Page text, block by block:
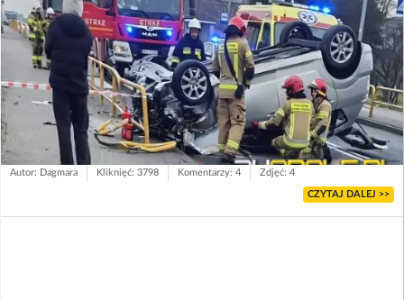
Autor: Dagmara Kliknięć: 3798 Komentarzy: 4 Zdjęć: 4
CZYTAJ DALEJ >>